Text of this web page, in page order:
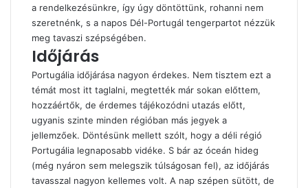
a rendelkezésünkre, így úgy döntöttünk, rohanni nem
szeretnénk, s a napos Dél-Portugál tengerpartot nézzük
meg tavaszi szépségében.
Időjárás
Portugália időjárása nagyon érdekes. Nem tisztem ezt a
témát most itt taglalni, megtették már sokan előttem,
hozzáértők, de érdemes tájékozódni utazás előtt,
ugyanis szinte minden régióban más jegyek a
jellemzőek. Döntésünk mellett szólt, hogy a déli régió
Portugália legnaposabb vidéke. S bár az óceán hideg
(még nyáron sem melegszik túlságosan fel), az időjárás
tavasszal nagyon kellemes volt. A nap szépen sütött, de